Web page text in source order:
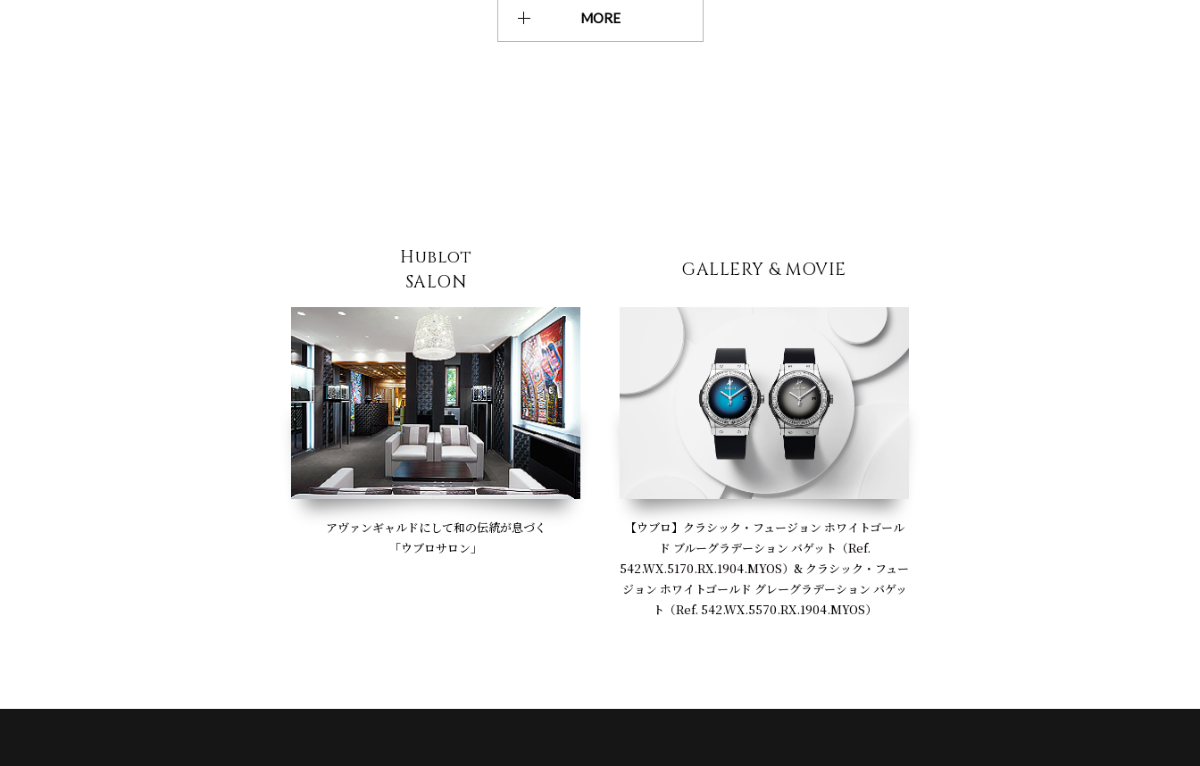
MORE
Hublot
SALON
アヴァンギャルドにして和の伝統が息づく
「ウブロサロン」
GALLERY & MOVIE
【ウブロ】クラシック・フュージョン ホワイトゴール
ド ブルーグラデーション バゲット（Ref.
542.WX.5170.RX.1904.MYOS）& クラシック・フュー
ジョン ホワイトゴールド グレーグラデーション バゲッ
ト（Ref. 542.WX.5570.RX.1904.MYOS）